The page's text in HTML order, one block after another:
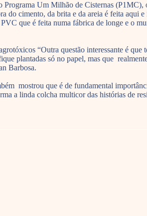
Programa Um Milhão de Cisternas (P1MC),
do cimento, da brita e da areia é feita aqui e
que é feita numa fábrica de longe e o
“Outra questão interessante é que
plantadas só no papel, mas que
Barbosa.
mostrou que é de fundamental
a linda colcha multicor das histórias de